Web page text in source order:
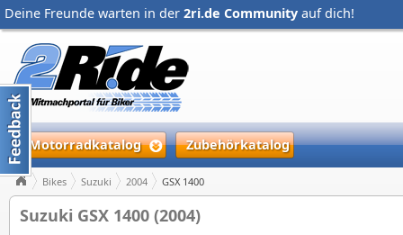
Deine Freunde warten in der 2ri.de Community auf dich!
Motorradkatalog Zubehörkatalog
Bikes Suzuki 2004 GSX 1400
Suzuki GSX 1400 (2004)